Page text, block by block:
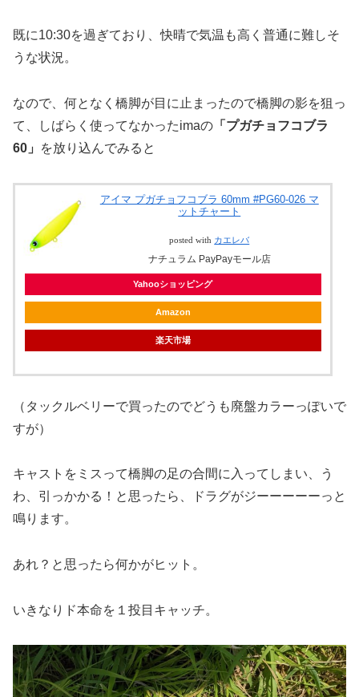
既に10:30を過ぎており、快晴で気温も高く普通に難しそ
うな状況。
なので、何となく橋脚が目に止まったので橋脚の影を狙っ
て、しばらく使ってなかったimaの 「プガチョフコブラ
60」
を放り込んでみると
アイマ プガチョフコブラ 60mm #PG60-026 マ
ットチャート
posted with カエレバ
ナチュラム PayPayモール店
Yahooショッピング
Amazon
楽天市場
（タックルベリーで買ったのでどうも廃盤カラーっぽいで
すが）
キャストをミスって橋脚の足の合間に入ってしまい、う
わ、引っかかる！と思ったら、ドラグがジーーーーーっと
鳴ります。
あれ？と思ったら何かがヒット。
いきなりド本命を１投目キャッチ。